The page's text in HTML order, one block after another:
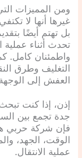
ومن المميزات
غيرها أنها لا
بل تهتم أيضًا
تحدث أثناء عملية
واطمئنان كامل.
التغليف وطرق
العفش إلى
إذن، إذا كنت
جدة تجمع بين
فإن شركة حربي
الوقت، الجهد،
عملية الانتقال.